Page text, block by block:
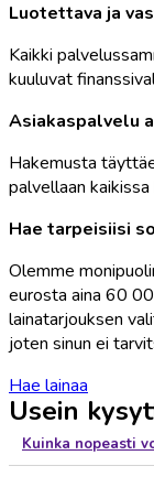
Luotettava ja
Kaikki
kuuluvat
Asiakaspalvelu
Hakemusta
palvellaan
Hae tarpeisiisi
Olemme
eurosta aina 60
lainatarjouksen
joten sinun ei
Hae lainaa
Usein
Kuinka nopeasti